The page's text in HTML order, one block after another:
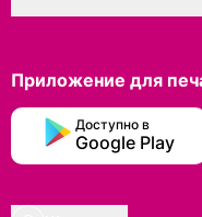
Приложение для
Доступно в
Google Play